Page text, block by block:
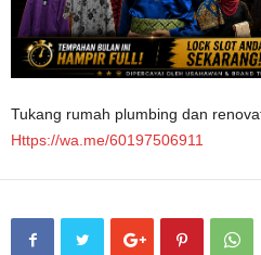
Tukang rumah plumbing dan
Https://wa.me/60197506911